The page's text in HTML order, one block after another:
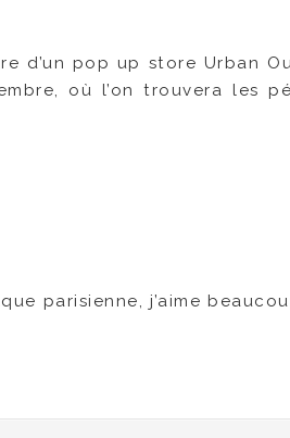
d’un pop up store Urban
où l’on trouvera les
parisienne, j’aime